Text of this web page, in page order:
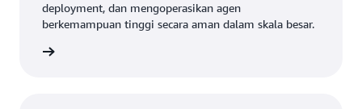
deployment, dan mengoperasikan agen
berkemampuan tinggi secara aman dalam skala besar.